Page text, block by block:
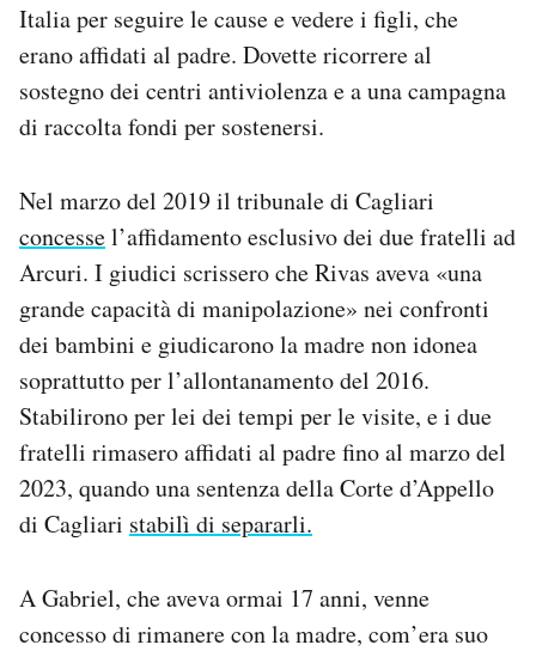
Italia per seguire le cause e vedere i figli, che
erano affidati al padre. Dovette ricorrere al
sostegno dei centri antiviolenza e a una campagna
di raccolta fondi per sostenersi.
Nel marzo del 2019 il tribunale di Cagliari
concessel’affidamento esclusivo dei due fratelli ad
Arcuri. I giudici scrissero che Rivas aveva «una
grande capacità di manipolazione» nei confronti
dei bambini e giudicarono la madre non idonea
soprattutto per l’allontanamento del 2016.
Stabilirono per lei dei tempi per le visite, e i due
fratelli rimasero affidati al padre fino al marzo del
2023, quando una sentenza della Corte d’Appello
di Cagliari stabilì di separarli.
A Gabriel, che aveva ormai 17 anni, venne
concesso di rimanere con la madre, com’era suo